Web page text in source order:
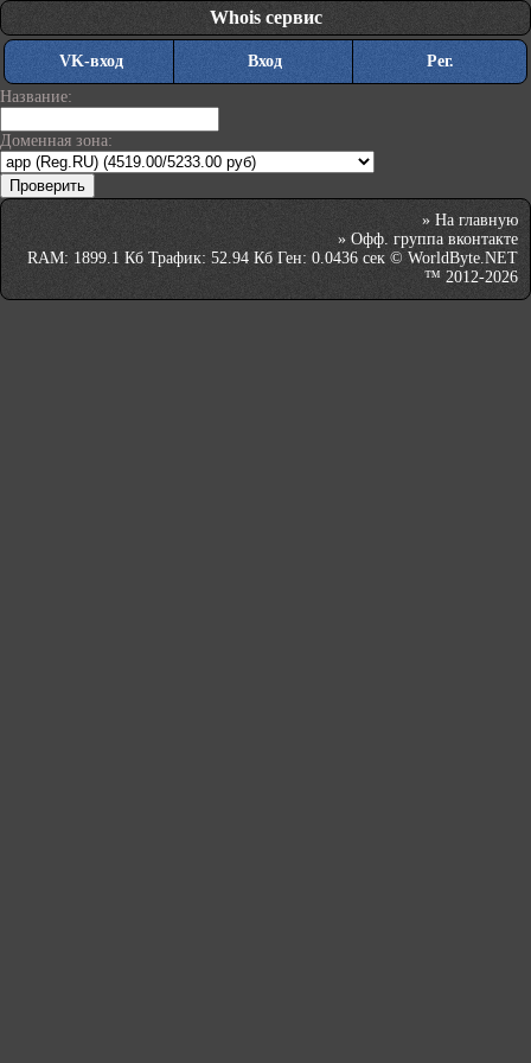
Whois сервис
VK-вход Вход
Рег.
Название:
Доменная зона:
» На главную
» Офф. группа вконтакте
RAM: 1899.1 Кб Трафик: 52.94 Кб Ген: 0.0436 сек © WorldByte.NET
™ 2012-2026